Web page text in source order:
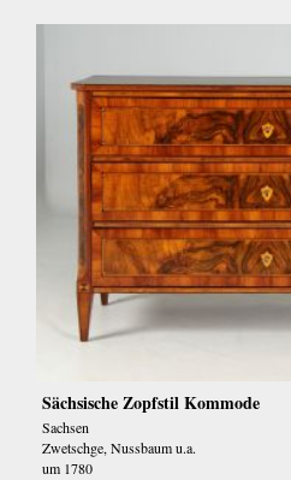
Sächsische Zopfstil Kommode
Sachsen
Zwetschge, Nussbaum u.a.
um 1780